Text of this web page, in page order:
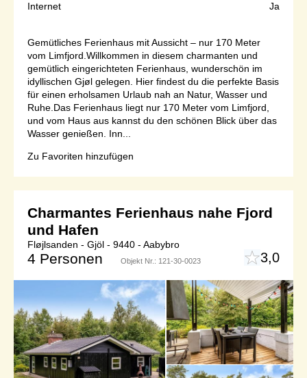
Internet
Ja
Gemütliches Ferienhaus mit Aussicht – nur 170 Meter
vom Limfjord.Willkommen in diesem charmanten und
gemütlich eingerichteten Ferienhaus, wunderschön im
idyllischen Gjøl gelegen. Hier findest du die perfekte Basis
für einen erholsamen Urlaub nah an Natur, Wasser und
Ruhe.Das Ferienhaus liegt nur 170 Meter vom Limfjord,
und vom Haus aus kannst du den schönen Blick über das
Wasser genießen. Inn...
Zu Favoriten hinzufügen
Charmantes Ferienhaus nahe Fjord
und Hafen
Fløjlsanden - Gjöl - 9440 - Aabybro
4 Personen Objekt Nr.: 121-30-0023 3,0